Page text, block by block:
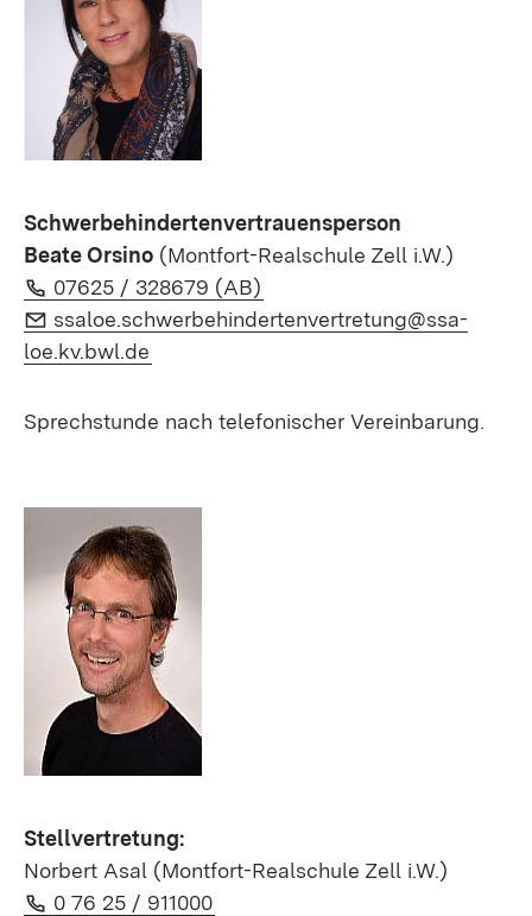
Schwerbehindertenvertrauensperson
Beate Orsino (Montfort-Realschule Zell i.W.)
Telefon:
07625 / 328679 (AB)
E-Mail:
ssaloe.schwerbehindertenvertretung@ssa-
loe.kv.bwl.de
Sprechstunde nach telefonischer Vereinbarung.
Stellvertretung:
Norbert Asal (Montfort-Realschule Zell i.W.)
Telefon:
0 76 25 / 911000